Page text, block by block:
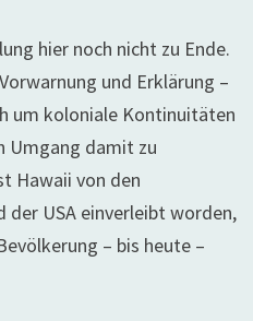
hier noch nicht zu Ende.
und Erklärung –
um koloniale Kontinuitäten
Umgang damit zu
Hawaii von den
USA einverleibt worden,
– bis heute –